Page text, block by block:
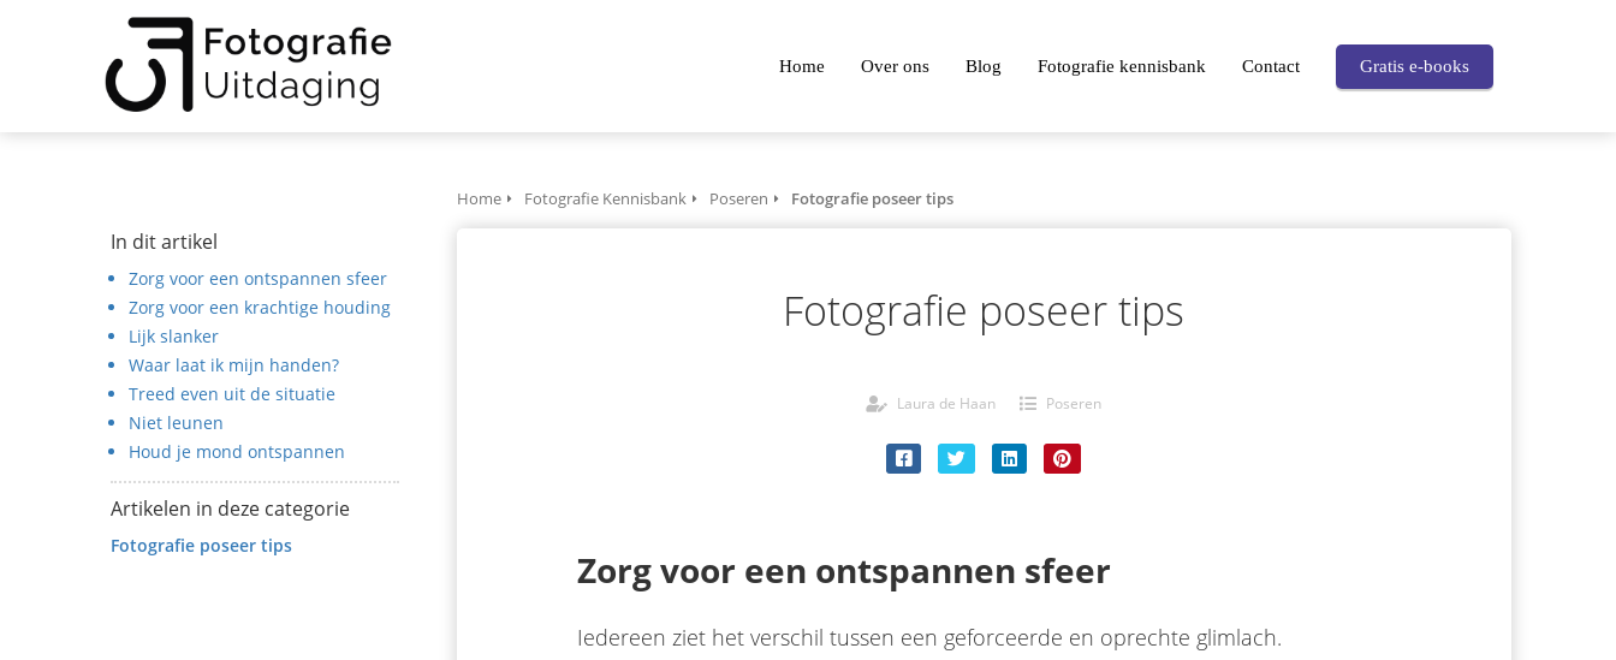
Home Over ons Blog Fotografie kennisbank Contact Gratis e-books
In dit artikel
Zorg voor een ontspannen sfeer
Zorg voor een krachtige houding
Lijk slanker
Waar laat ik mijn handen?
Treed even uit de situatie
Niet leunen
Houd je mond ontspannen
Artikelen in deze categorie
Fotografie poseer tips
Home Fotografie Kennisbank Poseren Fotografie poseer tips
Fotografie poseer tips
Laura de Haan Poseren
Zorg voor een ontspannen sfeer
Iedereen ziet het verschil tussen een geforceerde en oprechte glimlach.
over
gedrag van een
op de
gebruikt
bezoekers te
Hierdoor
website-
tonen
op het
van deze